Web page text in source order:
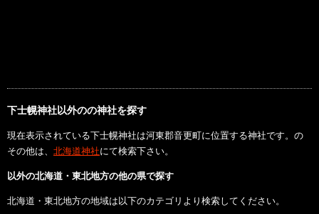
下士幌神社以外のの神社を探す
現在表示されている下士幌神社は河東郡音更町に位置する神社です。の
その他は、 北海道神社にて検索下さい。
以外の北海道・東北地方の他の県で探す
北海道・東北地方の地域は以下のカテゴリより検索してください。